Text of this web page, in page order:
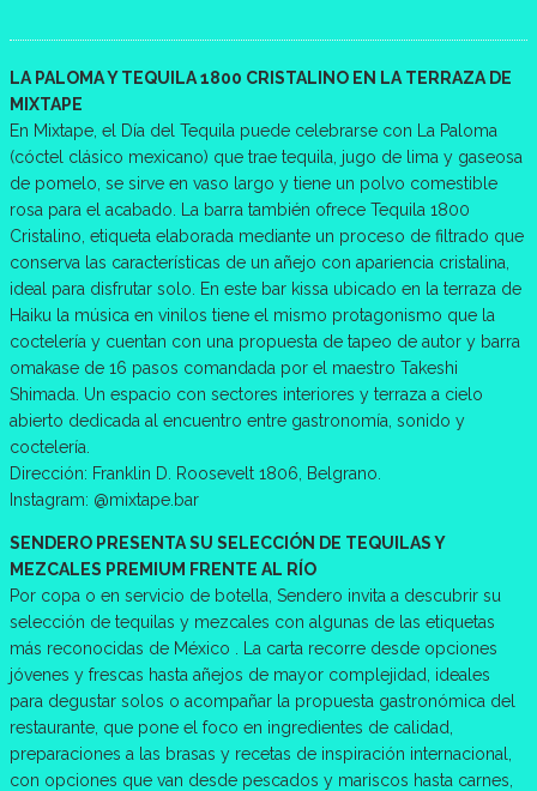
LA PALOMA Y TEQUILA 1800 CRISTALINO EN LA TERRAZA DE
MIXTAPE
En Mixtape, el Día del Tequila puede celebrarse con La Paloma
(cóctel clásico mexicano) que trae tequila, jugo de lima y gaseosa
de pomelo, se sirve en vaso largo y tiene un polvo comestible
rosa para el acabado. La barra también ofrece Tequila 1800
Cristalino, etiqueta elaborada mediante un proceso de filtrado que
conserva las características de un añejo con apariencia cristalina,
ideal para disfrutar solo. En este bar kissa ubicado en la terraza de
Haiku la música en vinilos tiene el mismo protagonismo que la
coctelería y cuentan con una propuesta de tapeo de autor y barra
omakase de 16 pasos comandada por el maestro Takeshi
Shimada. Un espacio con sectores interiores y terraza a cielo
abierto dedicada al encuentro entre gastronomía, sonido y
coctelería.
Dirección: Franklin D. Roosevelt 1806, Belgrano.
Instagram: @mixtape.bar
SENDERO PRESENTA SU SELECCIÓN DE TEQUILAS Y
MEZCALES PREMIUM FRENTE AL RÍO
Por copa o en servicio de botella, Sendero invita a descubrir su
selección de tequilas y mezcales con algunas de las etiquetas
más reconocidas de México . La carta recorre desde opciones
jóvenes y frescas hasta añejos de mayor complejidad, ideales
para degustar solos o acompañar la propuesta gastronómica del
restaurante, que pone el foco en ingredientes de calidad,
preparaciones a las brasas y recetas de inspiración internacional,
con opciones que van desde pescados y mariscos hasta carnes,